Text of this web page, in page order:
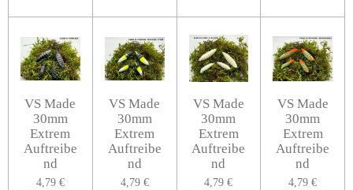
VS Made
30mm
Extrem
Auftreibe
nd
4,79 €
VS Made
30mm
Extrem
Auftreibe
nd
4,79 €
VS Made
30mm
Extrem
Auftreibe
nd
4,79 €
VS Made
30mm
Extrem
Auftreibe
nd
4,79 €